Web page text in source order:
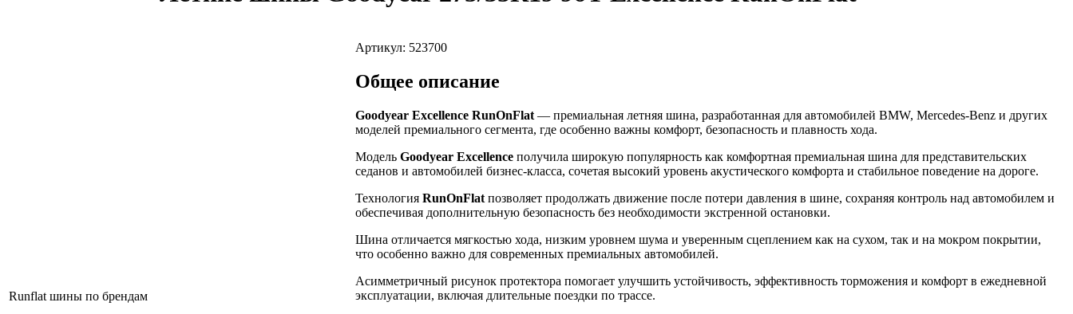
Runflat шины по брендам
Артикул: 523700
Общее описание
Goodyear Excellence RunOnFlat — премиальная летняя шина, разработанная для автомобилей BMW, Mercedes-Benz и других
моделей премиального сегмента, где особенно важны комфорт, безопасность и плавность хода.
Модель Goodyear Excellence получила широкую популярность как комфортная премиальная шина для представительских
седанов и автомобилей бизнес-класса, сочетая высокий уровень акустического комфорта и стабильное поведение на дороге.
Технология RunOnFlat позволяет продолжать движение после потери давления в шине, сохраняя контроль над автомобилем и
обеспечивая дополнительную безопасность без необходимости экстренной остановки.
Шина отличается мягкостью хода, низким уровнем шума и уверенным сцеплением как на сухом, так и на мокром покрытии,
что особенно важно для современных премиальных автомобилей.
Асимметричный рисунок протектора помогает улучшить устойчивость, эффективность торможения и комфорт в ежедневной
эксплуатации, включая длительные поездки по трассе.